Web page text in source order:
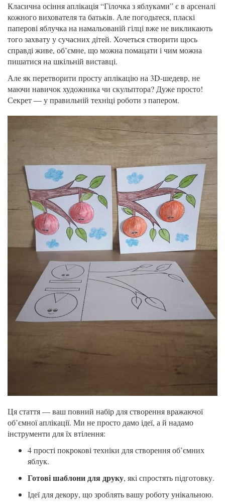
Класична осіння аплікація “Гілочка з яблуками” є в арсеналі
кожного вихователя та батьків. Але погодьтеся, пласкі
паперові яблучка на намальованій гілці вже не викликають
того захвату у сучасних дітей. Хочеться створити щось
справді живе, об’ємне, що можна помацати і чим можна
пишатися на шкільній виставці.
Але як перетворити просту аплікацію на 3D-шедевр, не
маючи навичок художника чи скульптора? Дуже просто!
Секрет — у правильній техніці роботи з папером.
Ця стаття — ваш повний набір для створення вражаючої
об’ємної аплікації. Ми не просто дамо ідеї, а й надамо
інструменти для їх втілення:
4 прості покрокові техніки для створення об’ємних
яблук.
Готові шаблони для друку, які спростять підготовку.
Ідеї для декору, що зроблять вашу роботу унікальною.